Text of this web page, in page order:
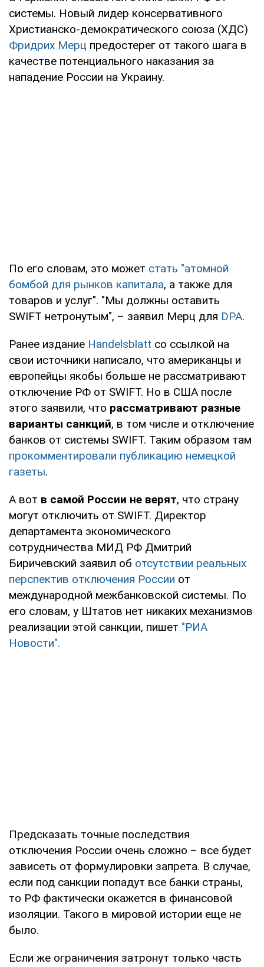
системы. Новый лидер консервативного
Христианско-демократического союза (ХДС)
Фридрих Мерц предостерег от такого шага в
качестве потенциального наказания за
нападение России на Украину.
По его словам, это может стать "атомной
бомбой для рынков капитала, а также для
товаров и услуг". "Мы должны оставить
SWIFT нетронутым", – заявил Мерц для DPA.
Ранее издание Handelsblatt со ссылкой на
свои источники написало, что американцы и
европейцы якобы больше не рассматривают
отключение РФ от SWIFT. Но в США после
этого заявили, что рассматривают разные
варианты санкций, в том числе и отключение
банков от системы SWIFT. Таким образом там
прокомментировали публикацию немецкой
газеты.
А вот в самой России не верят, что страну
могут отключить от SWIFT. Директор
департамента экономического
сотрудничества МИД РФ Дмитрий
Биричевский заявил об отсутствии реальных
перспектив отключения России от
международной межбанковской системы. По
его словам, у Штатов нет никаких механизмов
реализации этой санкции, пишет "РИА
Новости".
Предсказать точные последствия
отключения России очень сложно – все будет
зависеть от формулировки запрета. В случае,
если под санкции попадут все банки страны,
то РФ фактически окажется в финансовой
изоляции. Такого в мировой истории еще не
было.
Если же ограничения затронут только часть